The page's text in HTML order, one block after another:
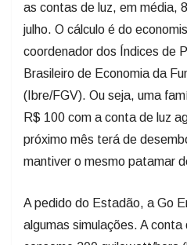
as contas de luz, em média,
julho. O cálculo é do
coordenador dos Índices de
Brasileiro de Economia da
(Ibre/FGV). Ou seja, uma
R$ 100 com a conta de luz
próximo mês terá de
mantiver o mesmo patamar
A pedido do Estadão, a Go
algumas simulações. A